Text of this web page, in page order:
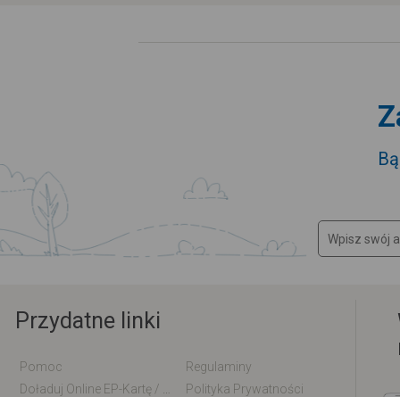
Przydatne linki
Pomoc
Regulaminy
Polityka Prywatności